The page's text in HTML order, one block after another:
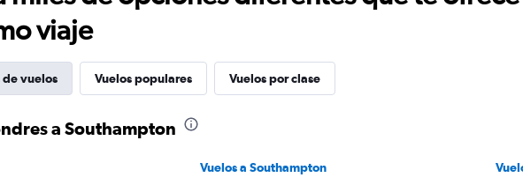
viaje
de vuelos Vuelos populares Vuelos por clase
a Southampton
Vuelos a Southampton